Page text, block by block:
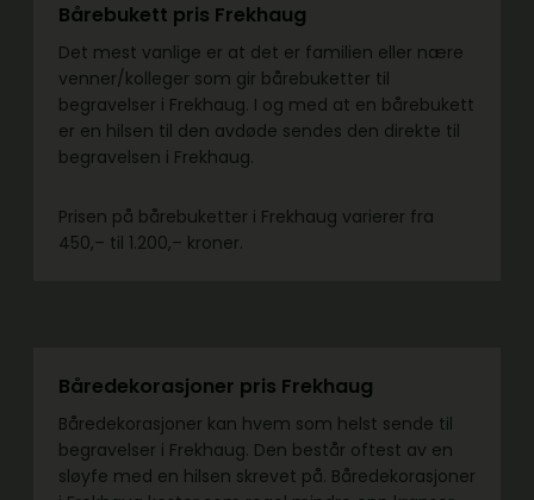
Bårebukett pris Frekhaug
Det mest vanlige er at det er familien eller nære
venner/kolleger som gir bårebuketter til
begravelser i Frekhaug. I og med at en bårebukett
er en hilsen til den avdøde sendes den direkte til
begravelsen i Frekhaug.
Prisen på bårebuketter i Frekhaug varierer fra
450,– til 1.200,– kroner.
Båredekorasjoner pris Frekhaug
Båredekorasjoner kan hvem som helst sende til
begravelser i Frekhaug. Den består oftest av en
sløyfe med en hilsen skrevet på. Båredekorasjoner